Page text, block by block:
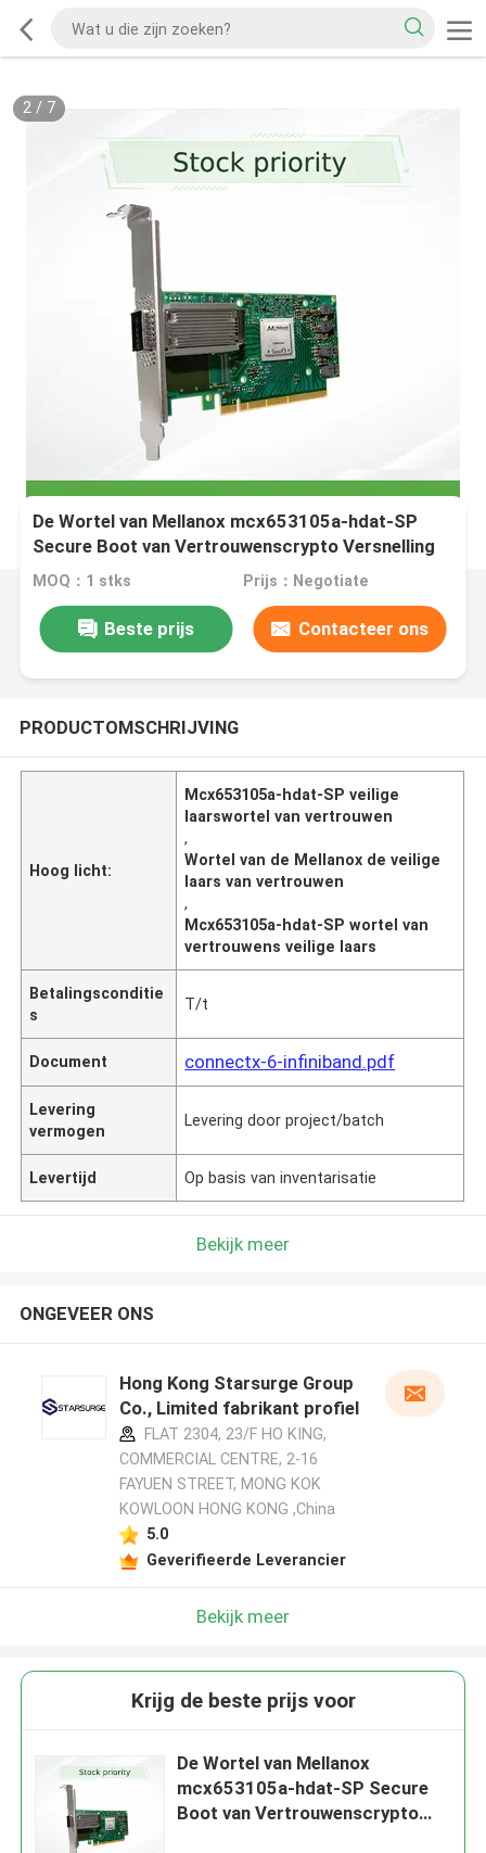
2/ 7
De Wortel van Mellanox mcx653105a-hdat-SP
Secure Boot van Vertrouwenscrypto Versnelling
voor server
MOQ：1 stks Prijs：Negotiate
Beste prijs Contacteer ons
PRODUCTOMSCHRIJVING
Hoog licht:
Mcx653105a-hdat-SP veilige
laarswortel van vertrouwen
,
Wortel van de Mellanox de veilige
laars van vertrouwen
,
Mcx653105a-hdat-SP wortel van
vertrouwens veilige laars
Betalingsconditie
s
T/t
Document connectx-6-infiniband.pdf
Levering
vermogen
Levering door project/batch
Levertijd Op basis van inventarisatie
Bekijk meer
ONGEVEER ONS
Hong Kong Starsurge Group
Co., Limited fabrikant profiel
FLAT 2304, 23/F HO KING,
COMMERCIAL CENTRE, 2-16
FAYUEN STREET, MONG KOK
KOWLOON HONG KONG ,China
5.0
Geverifieerde Leverancier
Bekijk meer
Krijg de beste prijs voor
De Wortel van Mellanox
mcx653105a-hdat-SP Secure
Boot van Vertrouwenscrypto